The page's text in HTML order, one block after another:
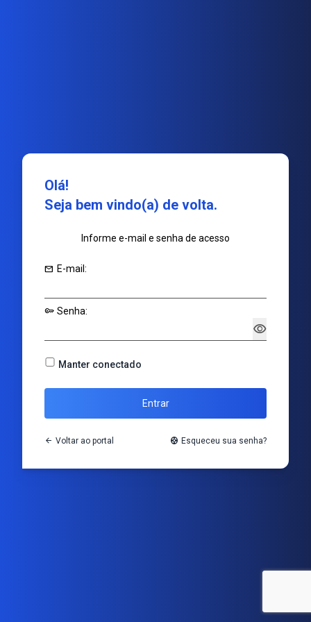
Olá!
Seja bem vindo(a) de volta.
Informe e-mail e senha de acesso
mail E-mail:
key Senha:
visibility
Manter conectado
Entrar
arrow_back Voltar ao portal support Esqueceu sua senha?